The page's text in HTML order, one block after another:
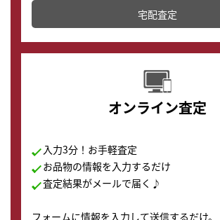
配送でも簡単&安全に査定・買取に出すこ
す。
宅配査定
オンライン査定
入力3分！お手軽査定
お品物の情報を入力するだけ
査定結果がメールで届く♪
フォームに情報を入力して送信するだけ。